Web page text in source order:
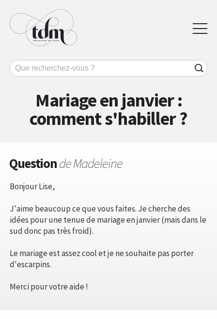
Mariage en janvier :
comment s'habiller ?
Questionde Madeleine
Bonjour Lise,
J'aime beaucoup ce que vous faites. Je cherche des
idées pour une tenue de mariage en janvier (mais dans le
sud donc pas très froid).
Le mariage est assez cool et je ne souhaite pas porter
d'escarpins.
Merci pour votre aide !